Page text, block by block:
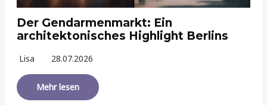
Der Gendarmenmarkt: Ein
architektonisches Highlight Berlins
Lisa 28.07.2026
Mehr lesen